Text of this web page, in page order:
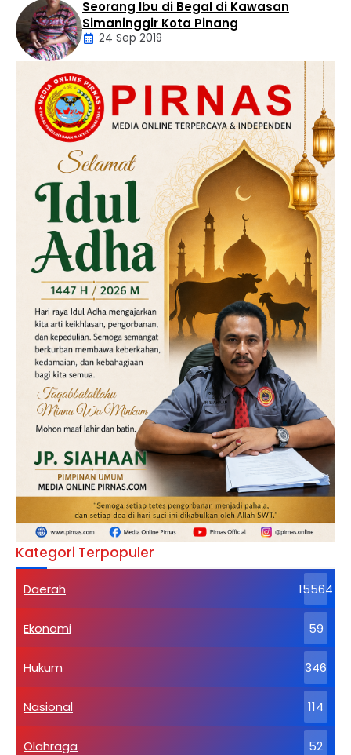
Artikel
Daerah
Hukum
Kriminal
Labusel
Seorang Ibu di Begal di Kawasan
Simaninggir Kota Pinang
24 Sep 2019
Kategori Terpopuler
Daerah 15564
Ekonomi 59
Hukum 346
Nasional 114
Olahraga 52